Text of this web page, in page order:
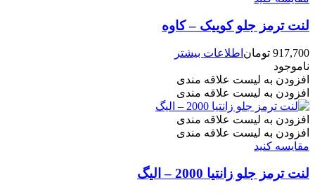
لنت ترمز جلو کوییک – کاوه
917,700 تومان اطلاعات بیشتر
ناموجود
افزودن به لیست علاقه مندی
افزودن به لیست علاقه مندی
افزودن به لیست علاقه مندی
افزودن به لیست علاقه مندی
مقایسه کنید
لنت ترمز جلو زانتیا 2000 – الیگ